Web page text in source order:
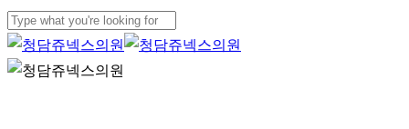
Skip
to
main
Close
Search
Menu